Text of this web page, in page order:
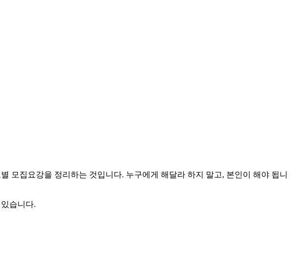
모집요강을 정리하는 것입니다. 누구에게 해달라 하지 말고, 본인이 해야 됩니
습니다.